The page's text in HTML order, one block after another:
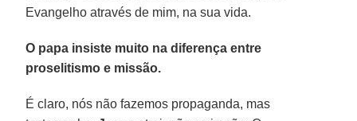
Evangelho através de mim, na sua vida.
O papa insiste muito na diferença entre
proselitismo e missão.
É claro, nós não fazemos propaganda, mas